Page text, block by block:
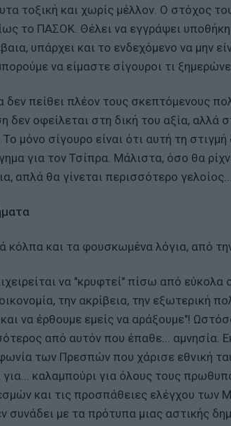
τοξική και χωρίς μέλλον. Ο στόχος
το ΠΑΣΟΚ. Θέλει να εγγράψει
υπάρχει και το ενδεχόμενο να μην
να είμαστε σίγουροι τι
πείθει πλέον τους σκεπτόμενους
δεν οφείλεται στη δική του αξία, αλλά
μόνο σίγουρο είναι ότι αυτή τη στιγμή
για τον Τσίπρα. Μάλιστα, όσο θα
απλά θα γίνεται περισσότερο γελοίος...
κόλπα και τα φουσκωμένα λόγια, από
να "κρυφτεί" πίσω από
την ακρίβεια, την εξωτερική
να έρθουμε εμείς να αράξουμε"!
από αυτόν που έπαθε... αμνησία.
των Πρεσπών που χάρισε εθνική
καλαμπούρι για όλους τους
και τις προσπάθειες ελέγχου
με τα πρότυπα μιας αστικής